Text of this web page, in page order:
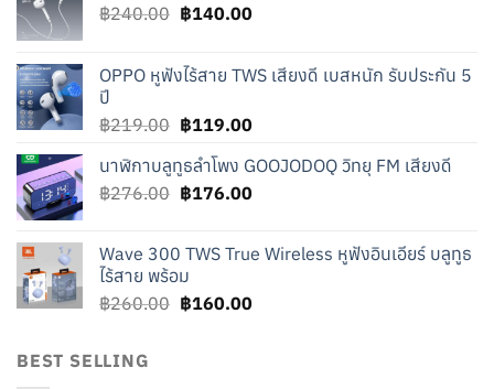
฿240.00 Original
฿240.00.
฿140.00Current
฿140.00.
OPPO หูฟังไร้สาย TWS เสียงดี เบสหนัก รับประกัน 5
ปี
฿219.00 Original
was:
฿219.00.
฿119.00Current
is:
฿119.00.
นาฬิกาบลูทูธลำโพง GOOJODOQ วิทยุ FM เสียงดี
฿276.00 Original
฿276.00.
฿176.00Current
฿176.00.
Wave 300 TWS True Wireless หูฟังอินเอียร์ บลูทูธ
ไร้สาย พร้อม
฿260.00 Original
฿160.00Current
BEST SELLING